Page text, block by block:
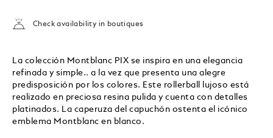
Check availability in boutiques
La colección Montblanc PIX se inspira en una elegancia
refinada y simple.. a la vez que presenta una alegre
predisposición por los colores. Este rollerball lujoso está
realizado en preciosa resina pulida y cuenta con detalles
platinados. La caperuza del capuchón ostenta el icónico
emblema Montblanc en blanco.